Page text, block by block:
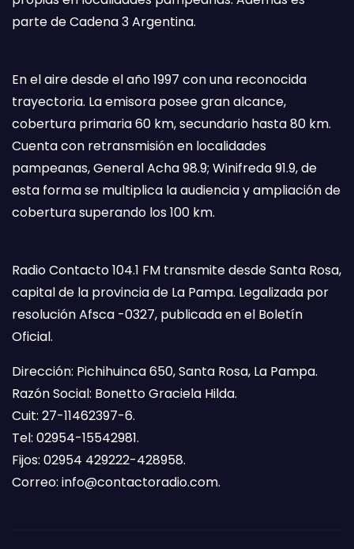
parte de Cadena 3 Argentina.
En el aire desde el año 1997 con una reconocida
trayectoria. La emisora posee gran alcance,
cobertura primaria 60 km, secundario hasta 80 km.
Cuenta con retransmisión en localidades
pampeanas, General Acha 98.9; Winifreda 91.9, de
esta forma se multiplica la audiencia y ampliación de
cobertura superando los 100 km.
Radio Contacto 104.1 FM transmite desde Santa Rosa,
capital de la provincia de La Pampa. Legalizada por
resolución Afsca -0327, publicada en el Boletín
Oficial.
Dirección: Pichihuinca 650, Santa Rosa, La Pampa.
Razón Social: Bonetto Graciela Hilda.
Cuit: 27-11462397-6.
Tel: 02954-15542981.
Fijos: 02954 429222-428958.
Correo: info@contactoradio.com.